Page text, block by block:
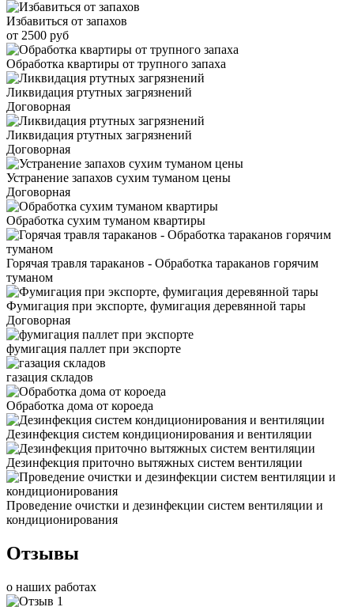
Избавиться от запахов
от 2500 руб
Обработка квартиры от трупного запаха
Ликвидация ртутных загрязнений
Договорная
Ликвидация ртутных загрязнений
Договорная
Устранение запахов сухим туманом цены
Договорная
Обработка сухим туманом квартиры
Горячая травля тараканов - Обработка тараканов горячим
туманом
Фумигация при экспорте, фумигация деревянной тары
Договорная
фумигация паллет при экспорте
газация складов
Обработка дома от короеда
Дезинфекция систем кондиционирования и вентиляции
Дезинфекция приточно вытяжных систем вентиляции
Проведение очистки и дезинфекции систем вентиляции и
кондиционирования
Отзывы
о наших работах